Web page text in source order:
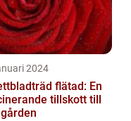
2024
flätad: En
tillskott till